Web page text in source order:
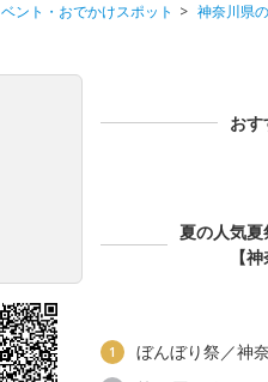
ント・おでかけスポット
神奈川県
おす
夏の人気
【
1 ぼんぼり祭／神